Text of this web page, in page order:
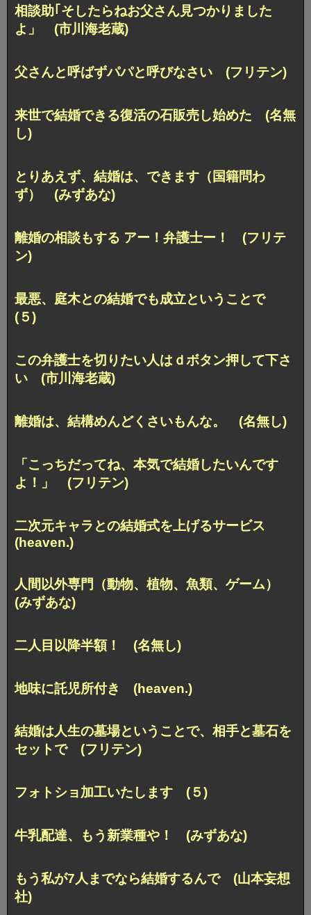
相談助｢そしたらねお父さん見つかりました
よ」 (市川海老蔵)
父さんと呼ばずパパと呼びなさい (フリテン)
来世で結婚できる復活の石販売し始めた (名無
し)
とりあえず、結婚は、できます（国籍問わ
ず） (みずあな)
離婚の相談もする アー！弁護士ー！ (フリテ
ン)
最悪、庭木との結婚でも成立ということで
(５)
この弁護士を切りたい人はｄボタン押して下さ
い (市川海老蔵)
離婚は、結構めんどくさいもんな。 (名無し)
「こっちだってね、本気で結婚したいんです
よ！」 (フリテン)
二次元キャラとの結婚式を上げるサービス
(heaven.)
人間以外専門（動物、植物、魚類、ゲーム）
(みずあな)
二人目以降半額！ (名無し)
地味に託児所付き (heaven.)
結婚は人生の墓場ということで、相手と墓石を
セットで (フリテン)
フォトショ加工いたします (５)
牛乳配達、もう新業種や！ (みずあな)
もう私が7人までなら結婚するんで (山本妄想
社)